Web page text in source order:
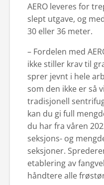
AERO leveres for
slept utgave, og
30 eller 36 meter.
– Fordelen med
ikke stiller krav til
sprer jevnt i hele
som den ikke er så
tradisjonell
kan du gi full
du har fra våren
seksjons- og
seksjoner.
etablering av
håndtere alle